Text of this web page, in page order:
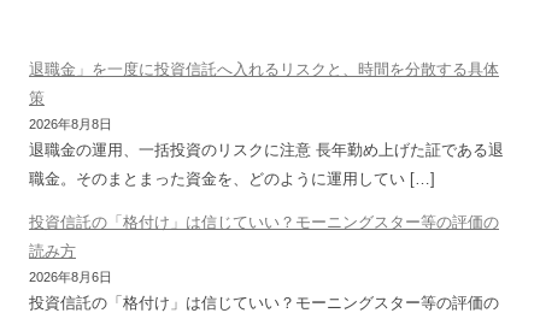
退職金」を一度に投資信託へ入れるリスクと、時間を分散する具体
策
2026年8月8日
退職金の運用、一括投資のリスクに注意 長年勤め上げた証である退
職金。そのまとまった資金を、どのように運用してい […]
投資信託の「格付け」は信じていい？モーニングスター等の評価の
読み方
2026年8月6日
投資信託の「格付け」は信じていい？モーニングスター等の評価の